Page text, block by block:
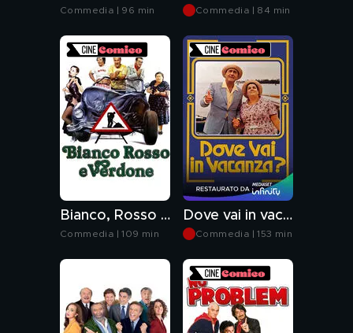
Commedia | 96 min Commedia | 84 min
Bianco, Rosso e Verdone
Commedia | 109 min
Dove vai in vacanza?
Commedia | 153 min